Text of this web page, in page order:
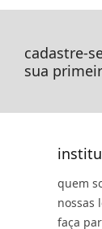
cadastre-
sua
quem
nossas
faça